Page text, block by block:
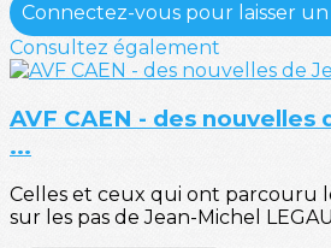
Connectez-vous pour laisser
Consultez également
AVF CAEN - des nouvelles
...
Celles et ceux qui ont parcouru
sur les pas de Jean-Michel